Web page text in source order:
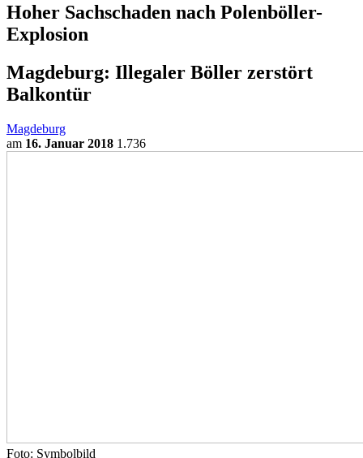
Hoher Sachschaden nach Polenböller-
Explosion
Magdeburg: Illegaler Böller zerstört
Balkontür
Magdeburg
am 16. Januar 2018 1.736
Foto: Symbolbild